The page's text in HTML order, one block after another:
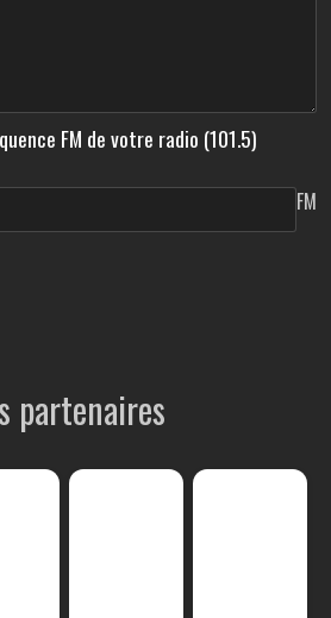
FM de votre radio (101.5)
FM
partenaires